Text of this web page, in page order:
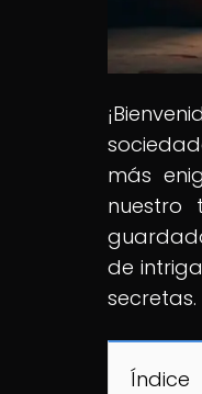
más
nuestro
de
secretas.
Índice